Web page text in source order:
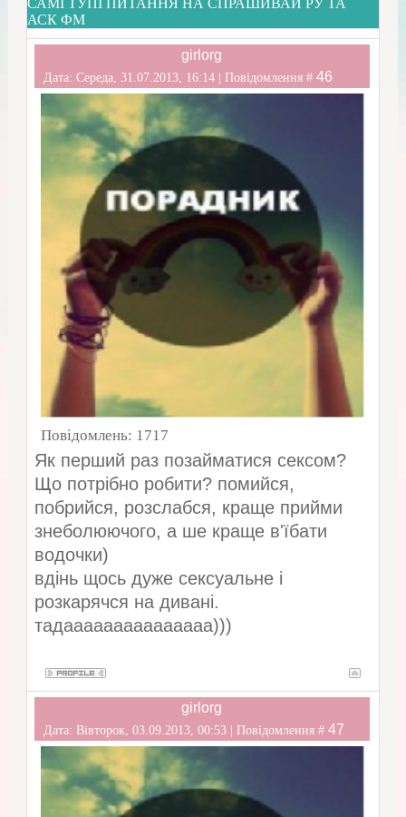
САМІ ТУПІ ПИТАННЯ НА СПРАШИВАЙ РУ ТА
АСК ФМ
girlorg
Дата: Середа, 31.07.2013, 16:14 | Повідомлення # 46
Повідомлень: 1717
Як перший раз позайматися сексом?
Що потрібно робити? помийся,
побрийся, розслабся, краще прийми
знеболюючого, а ше краще в'їбати
водочки)
вдінь щось дуже сексуальне і
розкарячся на дивані.
тадааааааааааааааа)))
girlorg
Дата: Вівторок, 03.09.2013, 00:53 | Повідомлення # 47